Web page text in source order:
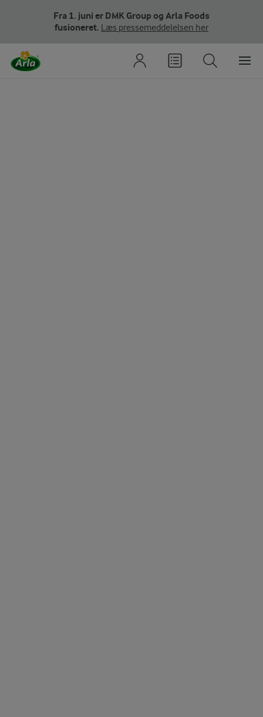
Fra 1. juni er DMK Group og Arla Foods
fusioneret. Læs pressemeddelelsen her